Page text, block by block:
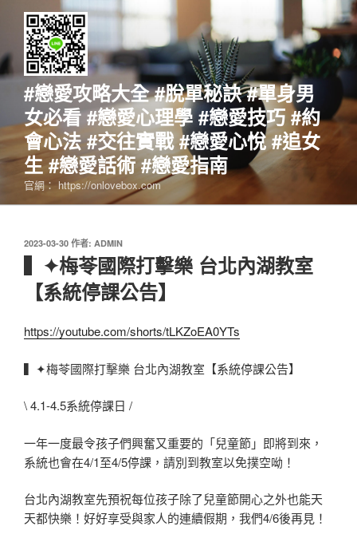
要
#戀愛攻略大全 #脫單秘訣 #單身男
女必看 #戀愛心理學 #戀愛技巧 #約
會心法 #交往實戰 #戀愛心悅 #追女
生 #戀愛話術 #戀愛指南
官網： https://onlovebox.com
發
佈
2023-03-30 作者: ADMIN
▍✦梅苓國際打擊樂 台北內湖教室
【系統停課公告】
https://youtube.com/shorts/tLKZoEA0YTs
▍✦梅苓國際打擊樂 台北內湖教室【系統停課公告】
\ 4.1-4.5系統停課日 /
一年一度最令孩子們興奮又重要的「兒童節」即將到來，
系統也會在4/1至4/5停課，請別到教室以免撲空呦！
台北內湖教室先預祝每位孩子除了兒童節開心之外也能天
天都快樂！好好享受與家人的連續假期，我們4/6後再見！